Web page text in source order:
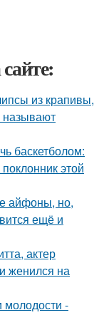
из крапивы,
называют
баскетболом:
этой
айфоны, но,
ещё и
актер
женился на
молодости -